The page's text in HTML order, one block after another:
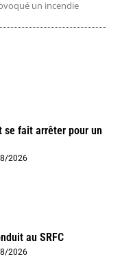
un incendie
se fait arrêter pour un
2026
au SRFC
2026